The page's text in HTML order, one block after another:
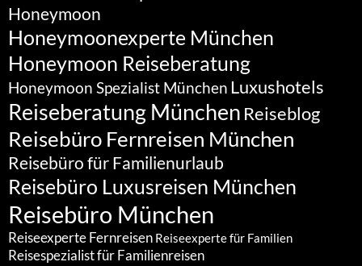
Honeymoon
Honeymoonexperte München
Honeymoon Reiseberatung
Honeymoon Spezialist München Luxushotels
Reiseberatung München Reiseblog
Reisebüro Fernreisen München
Reisebüro für Familienurlaub
Reisebüro Luxusreisen München
Reisebüro München
Reiseexperte Fernreisen Reiseexperte für Familien
Reisespezialist für Familienreisen